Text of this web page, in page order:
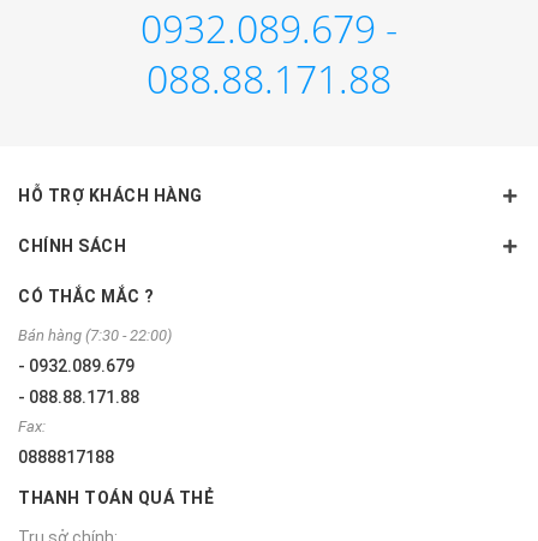
0932.089.679 -
088.88.171.88
HỖ TRỢ KHÁCH HÀNG
CHÍNH SÁCH
CÓ THẮC MẮC ?
Bán hàng (7:30 - 22:00)
- 0932.089.679
- 088.88.171.88
Fax:
0888817188
THANH TOÁN QUÁ THẺ